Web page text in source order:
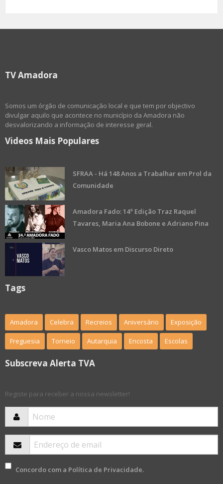
TV Amadora
Somos um órgão de comunicação local e que tem por objectivo
divulgar aquilo que acontece no município da Amadora não
desvalorizando a informação de interesse geral.
Videos Mais Populares
SFRAA - Há 148 Anos a Trabalhar em Prol da
Comunidade
Amadora Fado: 14ª Edição Traz Raquel
Tavares, Maria Ana Bobone e Adriano Pina
Vasco Matos em Discurso Direto
Tags
Amadora Celebra Recreios Aniversário Exposição
Freguesia Torneio Autarquia Encosta Escolas
Subscreva Alerta TVA
Registe para receber a nossa newsletter!
Concordo com a Política de Privacidade.